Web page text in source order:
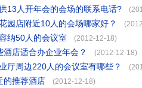
13人开年会的会场的联系电话?
园店附近10人的会场哪家好？
纳50人的会议室 (2012-12-18)
店适合办企业年会？ (2012-12-18)
厅周边220人的会议室有哪些？
的推荐酒店 (2012-12-18)